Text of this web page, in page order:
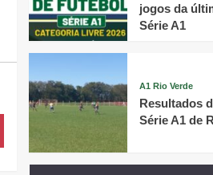
jogos da
Série A1
A1 Rio Verde
Resultados
Série A1 de